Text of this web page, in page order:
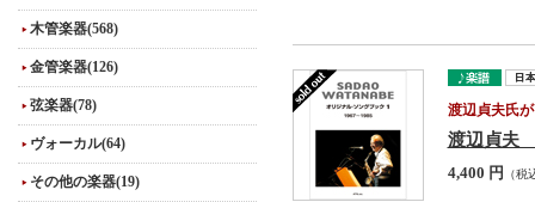
木管楽器(568)
金管楽器(126)
弦楽器(78)
ヴォーカル(64)
その他の楽器(19)
渡辺貞夫氏
渡辺貞夫
4,400 円 （税